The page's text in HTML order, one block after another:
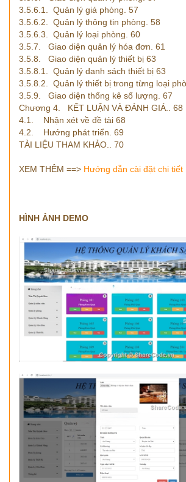
3.5.6.1. Quản lý giá phòng. 57
3.5.6.2. Quản lý thông tin phòng. 58
3.5.6.3. Quản lý loại phòng. 60
3.5.7. Giao diện quản lý hóa đơn. 61
3.5.8. Giao diện quản lý thiết bị 63
3.5.8.1. Quản lý danh sách thiết bị 63
3.5.8.2. Quản lý thiết bị trong từng loại
3.5.9. Giao diện thống kê số lượng. 67
Chương 4. KẾT LUẬN VÀ ĐÁNH GIÁ.. 68
4.1. Nhận xét về đề tài 68
4.2. Hướng phát triển. 69
TÀI LIỆU THAM KHẢO.. 70
XEM THÊM ==> Hướng dẫn cài đặt chi tiết
HÌNH ẢNH DEMO